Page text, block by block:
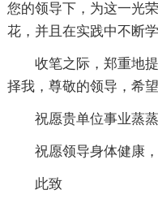
您的领导下，为这一光
花，并且在实践中不断学
收笔之际，郑重地
择我，尊敬的领导，希
祝愿贵单位事业蒸
祝愿领导身体健康
此致